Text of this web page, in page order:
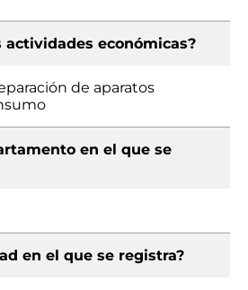
actividades económicas?
de aparatos
en el que se
en el que se registra?